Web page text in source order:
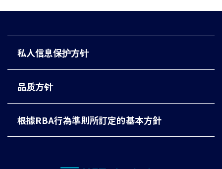
私人信息保护方针
品质方针
根據RBA行為準則所訂定的基本方針